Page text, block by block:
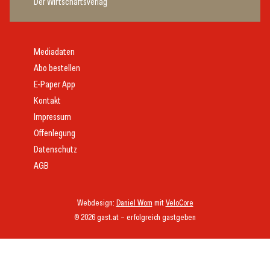
© 2026 gast.at – erfolgreich gastgeben
Webdesign: Daniel Wom mitVeloCore
Mediadaten
Abo bestellen
E-Paper App
Kontakt
Impressum
Offenlegung
Datenschutz
AGB